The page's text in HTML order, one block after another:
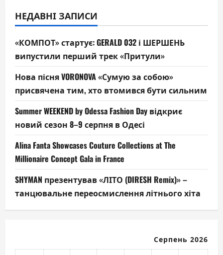
НЕДАВНІ ЗАПИСИ
«КОМПОТ» стартує: GERALD 032 і ШЕРШЕНЬ
випустили перший трек «Притули»
Нова пісня VORONOVA «Сумую за собою»
присвячена тим, хто втомився бути сильним
Summer WEEKEND by Odessa Fashion Day відкриє
новий сезон 8–9 серпня в Одесі
Alina Fanta Showcases Couture Collections at The
Millionaire Concept Gala in France
SHYMAN презентував «ЛІТО (DIRESH Remix)» –
танцювальне переосмислення літнього хіта
Серпень 2026